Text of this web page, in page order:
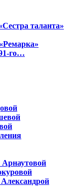
таланта»
го…